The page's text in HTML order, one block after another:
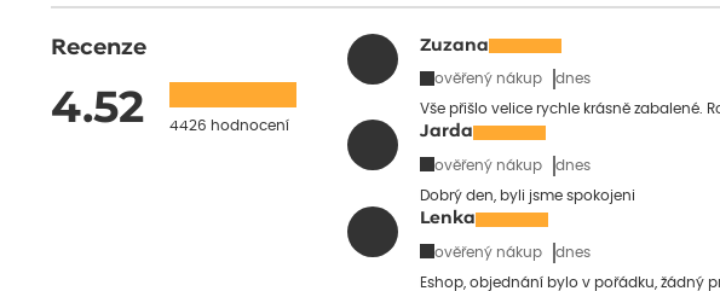
Recenze
4.52 4426 hodnocení
Zuzana
ověřený nákup dnes
Vše přišlo velice rychle krásně zabalené.
Jarda
ověřený nákup dnes
Dobrý den, byli jsme spokojeni
Lenka
ověřený nákup dnes
Eshop, objednání bylo v pořádku, žádný